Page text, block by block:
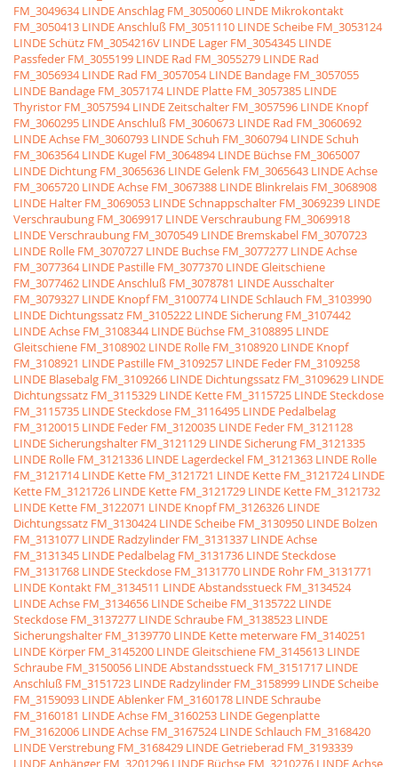
FM_3049634 LINDE Anschlag FM_3050060 LINDE Mikrokontakt
FM_3050413 LINDE Anschluß FM_3051110 LINDE Scheibe FM_3053124
LINDE Schütz FM_3054216V LINDE Lager FM_3054345 LINDE
Passfeder FM_3055199 LINDE Rad FM_3055279 LINDE Rad
FM_3056934 LINDE Rad FM_3057054 LINDE Bandage FM_3057055
LINDE Bandage FM_3057174 LINDE Platte FM_3057385 LINDE
Thyristor FM_3057594 LINDE Zeitschalter FM_3057596 LINDE Knopf
FM_3060295 LINDE Anschluß FM_3060673 LINDE Rad FM_3060692
LINDE Achse FM_3060793 LINDE Schuh FM_3060794 LINDE Schuh
FM_3063564 LINDE Kugel FM_3064894 LINDE Büchse FM_3065007
LINDE Dichtung FM_3065636 LINDE Gelenk FM_3065643 LINDE Achse
FM_3065720 LINDE Achse FM_3067388 LINDE Blinkrelais FM_3068908
LINDE Halter FM_3069053 LINDE Schnappschalter FM_3069239 LINDE
Verschraubung FM_3069917 LINDE Verschraubung FM_3069918
LINDE Verschraubung FM_3070549 LINDE Bremskabel FM_3070723
LINDE Rolle FM_3070727 LINDE Buchse FM_3077277 LINDE Achse
FM_3077364 LINDE Pastille FM_3077370 LINDE Gleitschiene
FM_3077462 LINDE Anschluß FM_3078781 LINDE Ausschalter
FM_3079327 LINDE Knopf FM_3100774 LINDE Schlauch FM_3103990
LINDE Dichtungssatz FM_3105222 LINDE Sicherung FM_3107442
LINDE Achse FM_3108344 LINDE Büchse FM_3108895 LINDE
Gleitschiene FM_3108902 LINDE Rolle FM_3108920 LINDE Knopf
FM_3108921 LINDE Pastille FM_3109257 LINDE Feder FM_3109258
LINDE Blasebalg FM_3109266 LINDE Dichtungssatz FM_3109629 LINDE
Dichtungssatz FM_3115329 LINDE Kette FM_3115725 LINDE Steckdose
FM_3115735 LINDE Steckdose FM_3116495 LINDE Pedalbelag
FM_3120015 LINDE Feder FM_3120035 LINDE Feder FM_3121128
LINDE Sicherungshalter FM_3121129 LINDE Sicherung FM_3121335
LINDE Rolle FM_3121336 LINDE Lagerdeckel FM_3121363 LINDE Rolle
FM_3121714 LINDE Kette FM_3121721 LINDE Kette FM_3121724 LINDE
Kette FM_3121726 LINDE Kette FM_3121729 LINDE Kette FM_3121732
LINDE Kette FM_3122071 LINDE Knopf FM_3126326 LINDE
Dichtungssatz FM_3130424 LINDE Scheibe FM_3130950 LINDE Bolzen
FM_3131077 LINDE Radzylinder FM_3131337 LINDE Achse
FM_3131345 LINDE Pedalbelag FM_3131736 LINDE Steckdose
FM_3131768 LINDE Steckdose FM_3131770 LINDE Rohr FM_3131771
LINDE Kontakt FM_3134511 LINDE Abstandsstueck FM_3134524
LINDE Achse FM_3134656 LINDE Scheibe FM_3135722 LINDE
Steckdose FM_3137277 LINDE Schraube FM_3138523 LINDE
Sicherungshalter FM_3139770 LINDE Kette meterware FM_3140251
LINDE Körper FM_3145200 LINDE Gleitschiene FM_3145613 LINDE
Schraube FM_3150056 LINDE Abstandsstueck FM_3151717 LINDE
Anschluß FM_3151723 LINDE Radzylinder FM_3158999 LINDE Scheibe
FM_3159093 LINDE Ablenker FM_3160178 LINDE Schraube
FM_3160181 LINDE Achse FM_3160253 LINDE Gegenplatte
FM_3162006 LINDE Achse FM_3167524 LINDE Schlauch FM_3168420
LINDE Verstrebung FM_3168429 LINDE Getrieberad FM_3193339
LINDE Anhänger FM_3201296 LINDE Büchse FM_3210276 LINDE Achse